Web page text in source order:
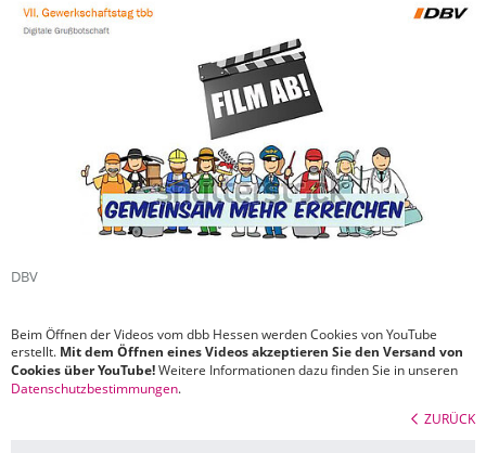
DBV
Beim Öffnen der Videos vom dbb Hessen werden Cookies von YouTube
erstellt. Mit dem Öffnen eines Videos akzeptieren Sie den Versand von
Cookies über YouTube!Weitere Informationen dazu finden Sie in unseren
Datenschutzbestimmungen.
ZURÜCK